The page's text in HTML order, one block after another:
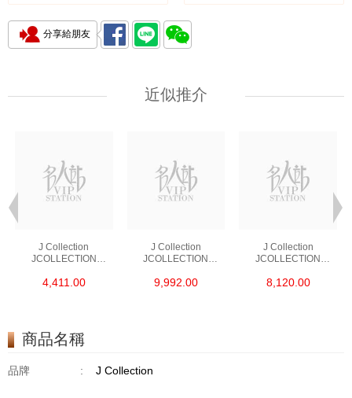
分享給朋友
近似推介
J Collection
JCOLLECTION
RDDI 0.48 CT18KR
4,411.00
J Collection
JCOLLECTION
RDDI 1.34 CT18KW
9,992.00
J Collection
JCOLLECTION
W/DIAMOND 7
8,120.00
商品名稱
品牌 : J Collection